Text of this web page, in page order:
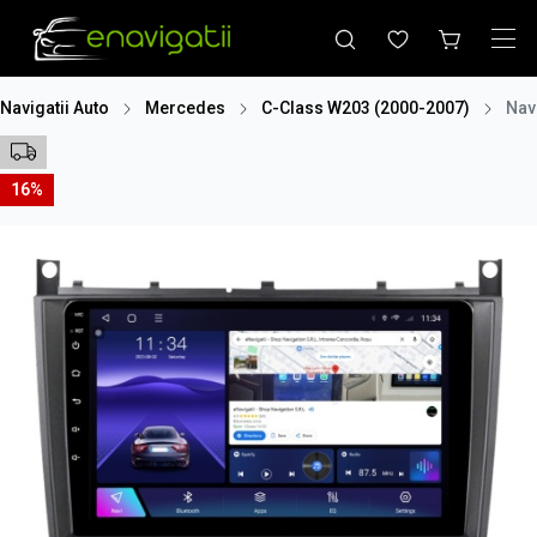
Navigatii Auto Mercedes C-Class W203 (2000-2007)
16%